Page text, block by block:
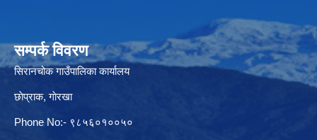
सम्पर्क विवरण
सिरानचोक गाउँपालिका कार्यालय
छाेप्राक, गाेरखा
Phone No:- ९८५६०१००५०